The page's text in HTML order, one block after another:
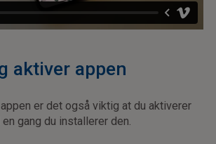
aktiver appen
er det også viktig at du aktiverer
gang du installerer den.